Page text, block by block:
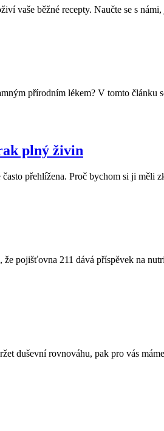
vaše běžné recepty. Naučte se s
přírodním lékem? V tomto
plný živin
přehlížena. Proč bychom si ji měli
pojišťovna 211 dává příspěvek na
duševní rovnováhu, pak pro vás